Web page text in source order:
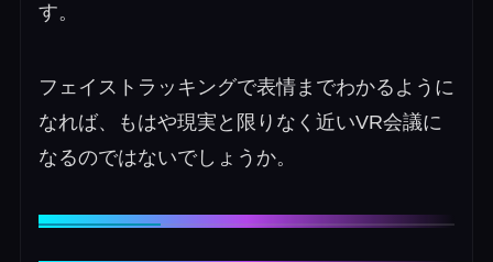
す。
フェイストラッキングで表情までわかるように
なれば、もはや現実と限りなく近いVR会議に
なるのではないでしょうか。